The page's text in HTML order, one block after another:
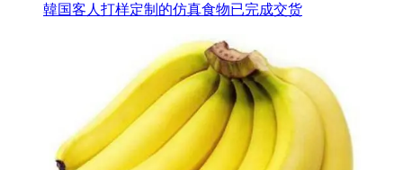
韓国客人打样定制的仿真食物已完成交货